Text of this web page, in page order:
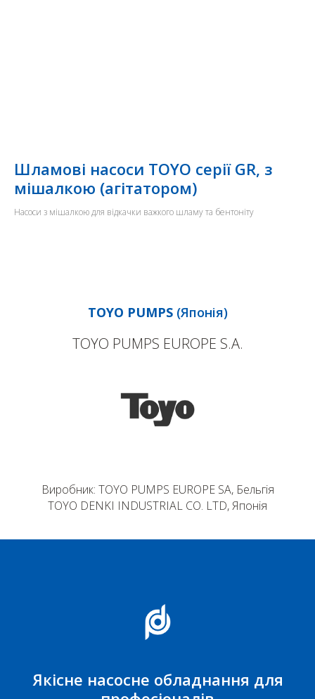
Шламові насоси TOYO серії GR, з
мішалкою (агітатором)
Насоси з мішалкою для відкачки важкого шламу та бентоніту
TOYO PUMPS(Японія)
TOYO PUMPS EUROPE S.A.
Виробник: TOYO PUMPS EUROPE SA, Бельгія
TOYO DENKI INDUSTRIAL CO. LTD, Японія
Якісне насосне обладнання для